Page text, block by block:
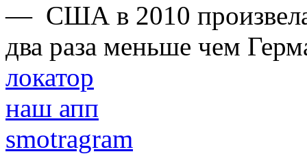
— США в 2010
два раза меньше чем
локатор
наш апп
smotragram